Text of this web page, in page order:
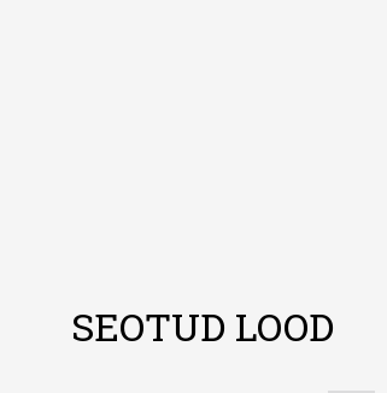
SEOTUD LOOD